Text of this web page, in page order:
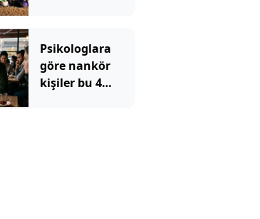
Psikologlara
göre nankör
kişiler bu 4